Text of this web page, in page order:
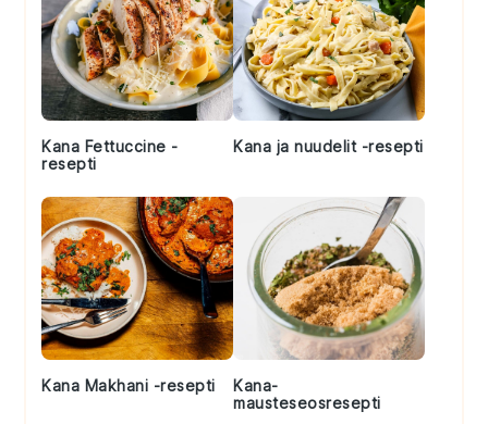
Kana Fettuccine -
resepti
Kana ja nuudelit -resepti
Kana Makhani -resepti
Kana-
mausteseosresepti